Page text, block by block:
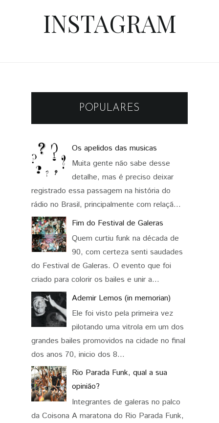
INSTAGRAM
POPULARES
Os apelidos das musicas
Muita gente não sabe desse
detalhe, mas é preciso deixar
registrado essa passagem na história do
rádio no Brasil, principalmente com relaçã...
Fim do Festival de Galeras
Quem curtiu funk na década de
90, com certeza senti saudades
do Festival de Galeras. O evento que foi
criado para colorir os bailes e unir a...
Ademir Lemos (in memorian)
Ele foi visto pela primeira vez
pilotando uma vitrola em um dos
grandes bailes promovidos na cidade no final
dos anos 70, inicio dos 8...
Rio Parada Funk, qual a sua
opinião?
Integrantes de galeras no palco
da Coisona A maratona do Rio Parada Funk,